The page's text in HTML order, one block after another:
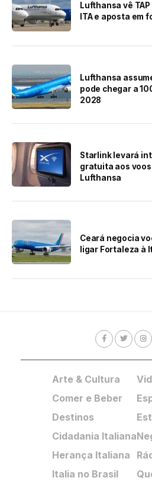
Lufthansa vê
ITA e aposta em
Lufthansa
pode chegar a
2028
Starlink levará
gratuita aos voos
Lufthansa
Ceará negocia
ligar Fortaleza à
Arte & Cultura
Comer e Beber
Destinos
Cidadania Italiana
Herança Italiana
Italia no Brasil